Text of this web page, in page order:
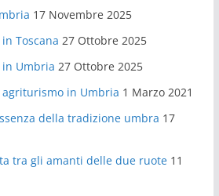
17 Novembre 2025
Toscana 27 Ottobre 2025
Umbria 27 Ottobre 2025
agriturismo in Umbria 1 Marzo 2021
della tradizione umbra 17
tra gli amanti delle due ruote 11